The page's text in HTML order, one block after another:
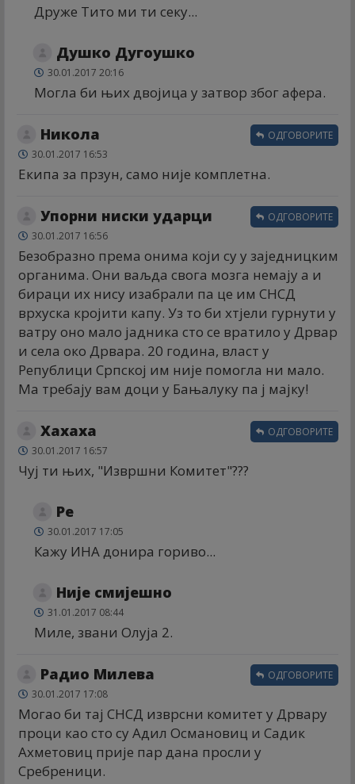
Друже Тито ми ти секу...
Душко Дугоушко
30.01.2017 20:16
Могла би њих двојица у затвор због афера.
Никола
30.01.2017 16:53
Екипа за прзун, само није комплетна.
ОДГОВОРИТЕ
Упорни ниски ударци
30.01.2017 16:56
Безобразно према онима који су у заједницким
органима. Они ваљда свога мозга немају а и
бираци их нису изабрали па це им СНСД
врхуска кројити капу. Уз то би хтјели гурнути у
ватру оно мало јадника сто се вратило у Дрвар
и села око Дрвара. 20 година, власт у
Републици Српској им није помогла ни мало.
Ма требају вам доци у Бањалуку па ј мајку!
ОДГОВОРИТЕ
Хахаха
30.01.2017 16:57
Чуј ти њих, "Извршни Комитет"???
ОДГОВОРИТЕ
Ре
30.01.2017 17:05
Кажу ИНА донира гориво...
Није смијешно
31.01.2017 08:44
Миле, звани Олуја 2.
Радио Милева
30.01.2017 17:08
Могао би тај СНСД изврсни комитет у Дрвару
проци као сто су Адил Османовиц и Садик
Ахметовиц прије пар дана просли у
Сребреници.
ОДГОВОРИТЕ